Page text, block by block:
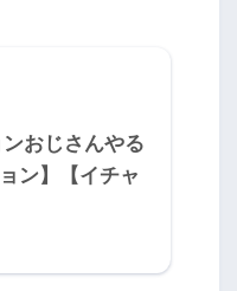
おじさんやる
ン】【イチャ